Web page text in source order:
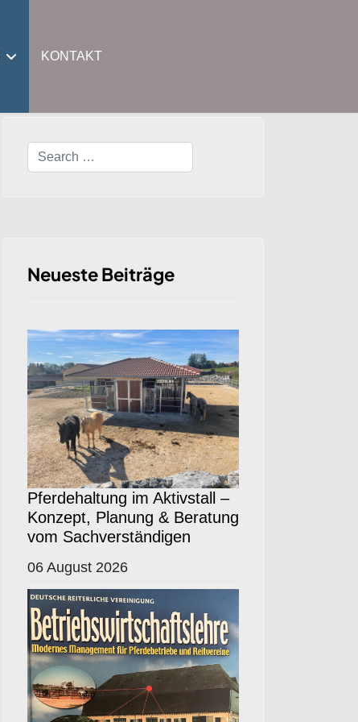
KONTAKT
Search
Neueste Beiträge
Pferdehaltung im Aktivstall –
Konzept, Planung & Beratung
vom Sachverständigen
06 August 2026